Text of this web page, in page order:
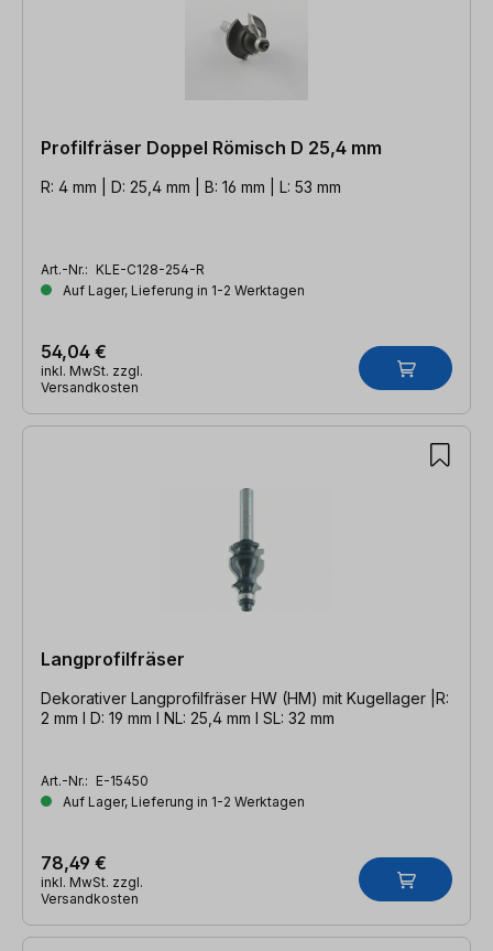
Profilfräser Doppel Römisch D 25,4 mm
R: 4 mm | D: 25,4 mm | B: 16 mm | L: 53 mm
Art.-Nr.: KLE-C128-254-R
Auf Lager, Lieferung in 1-2 Werktagen
54,04 €
inkl. MwSt. zzgl.
Versandkosten
Langprofilfräser
Dekorativer Langprofilfräser HW (HM) mit Kugellager |R:
2 mm l D: 19 mm l NL: 25,4 mm l SL: 32 mm
Art.-Nr.: E-15450
Auf Lager, Lieferung in 1-2 Werktagen
78,49 €
inkl. MwSt. zzgl.
Versandkosten